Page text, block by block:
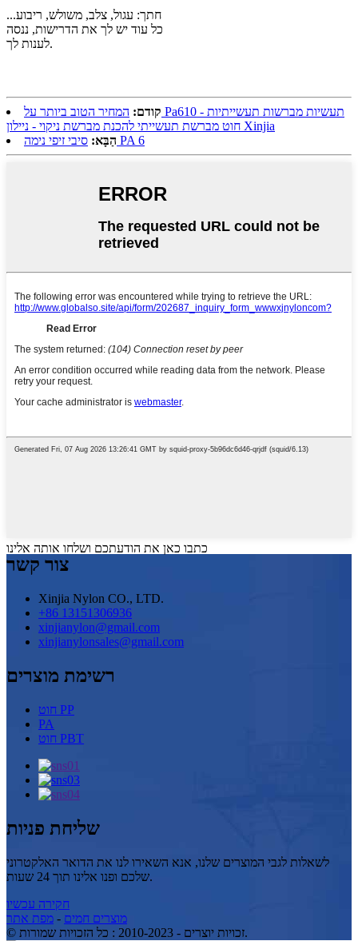
חתך: עגול, צלב, משולש, ריבוע...
כל עוד יש לך את הדרישות, ננסה
לענות לך.
קודם: המחיר הטוב ביותר על Pa610 תעשיות מברשות תעשייתיות -
חוט מברשת תעשייתי להכנת מברשת ניקוי - ניילון Xinjia
הַבָּא: סיבי זיפי נימה PA 6
כתבו כאן את הודעתכם ושלחו אותה אלינו
צור קשר
Xinjia Nylon CO., LTD.
+86 13151306936
xinjianylon@gmail.com
xinjianylonsales@gmail.com
רשימת מוצרים
חוט PP
PA
חוט PBT
שליחת פניות
לשאלות לגבי המוצרים שלנו, אנא השאירו לנו את הדואר האלקטרוני
שלכם ופנו אלינו תוך 24 שעות.
חקירה עכשיו
מוצרים חמים - מפת אתר
© זכויות יוצרים - 2010-2023 : כל הזכויות שמורות.